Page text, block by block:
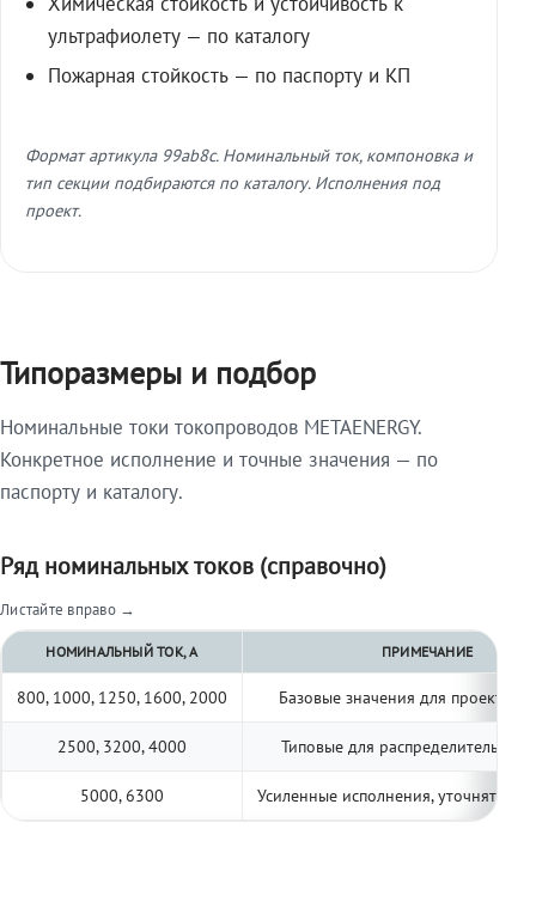
ультрафиолету — по каталогу
Пожарная стойкость — по паспорту и КП
Формат артикула 99ab8c. Номинальный ток, компоновка и
тип секции подбираются по каталогу. Исполнения под
проект.
Типоразмеры и подбор
Номинальные токи токопроводов METAENERGY.
Конкретное исполнение и точные значения — по
паспорту и каталогу.
Ряд номинальных токов (справочно)
Листайте вправо →
НОМИНАЛЬНЫЙ ТОК, А ПРИМЕЧАНИЕ
800, 1000, 1250, 1600, 2000 Базовые значения для
2500, 3200, 4000 Типовые для распределительных
5000, 6300 Усиленные исполнения, уточнять по